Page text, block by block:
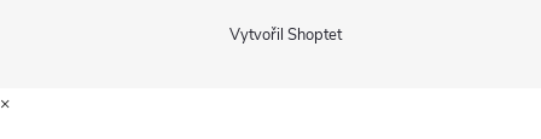
Vytvořil Shoptet
×